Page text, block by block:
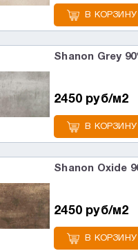
В КОРЗИНУ
Shanon Grey
2450 руб/м2
В КОРЗИНУ
Shanon Oxide
2450 руб/м2
В КОРЗИНУ